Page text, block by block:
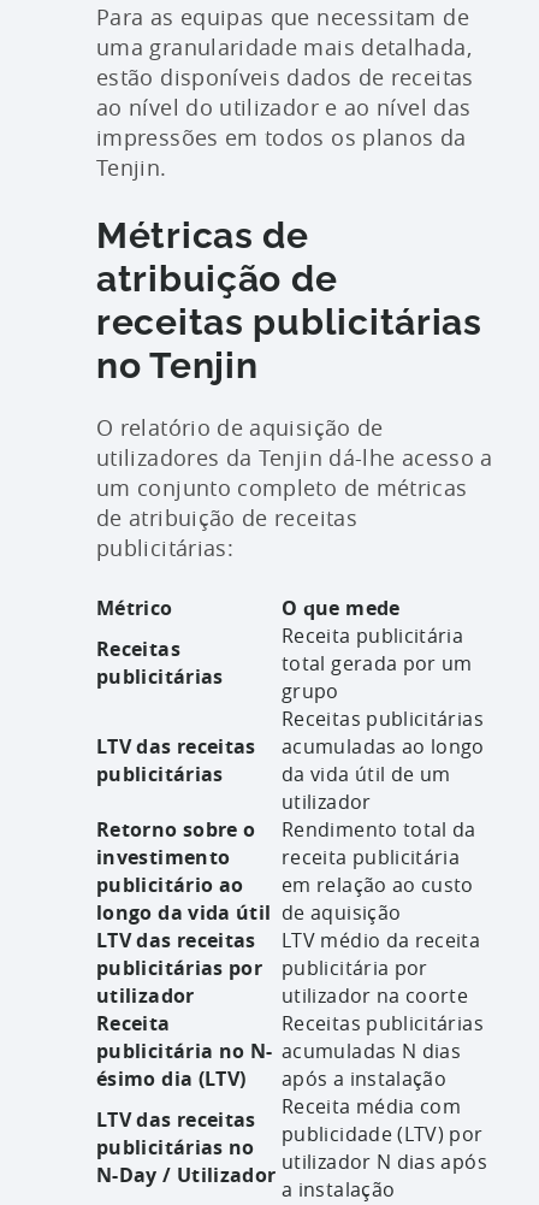
Para as equipas que necessitam de
uma granularidade mais detalhada,
estão disponíveis dados de receitas
ao nível do utilizador e ao nível das
impressões em todos os planos da
Tenjin.
Métricas de
atribuição de
receitas publicitárias
no Tenjin
O relatório de aquisição de
utilizadores da Tenjin dá-lhe acesso a
um conjunto completo de métricas
de atribuição de receitas
publicitárias:
Métrico
O que mede
Receitas
publicitárias
Receita publicitária
total gerada por um
grupo
LTV das receitas
publicitárias
Receitas publicitárias
acumuladas ao longo
da vida útil de um
utilizador
Retorno sobre o
investimento
publicitário ao
longo da vida útil
Rendimento total da
receita publicitária
em relação ao custo
de aquisição
LTV das receitas
publicitárias por
utilizador
LTV médio da receita
publicitária por
utilizador na coorte
Receita
publicitária no N-
ésimo dia (LTV)
Receitas publicitárias
acumuladas N dias
após a instalação
LTV das receitas
publicitárias no
N-Day / Utilizador
Receita média com
publicidade (LTV) por
utilizador N dias após
a instalação